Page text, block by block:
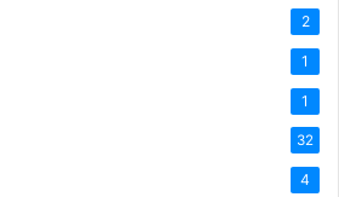
2
1
1
32
4